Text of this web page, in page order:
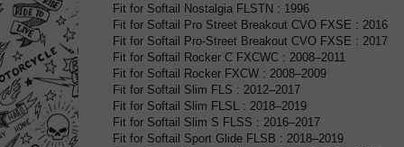
Fit for Softail Nostalgia FLSTN : 1996
Fit for Softail Pro Street Breakout CVO FXSE : 2016
Fit for Softail Pro-Street Breakout CVO FXSE : 2017
Fit for Softail Rocker C FXCWC : 2008–2011
Fit for Softail Rocker FXCW : 2008–2009
Fit for Softail Slim FLS : 2012–2017
Fit for Softail Slim FLSL : 2018–2019
Fit for Softail Slim S FLSS : 2016–2017
Fit for Softail Sport Glide FLSB : 2018–2019